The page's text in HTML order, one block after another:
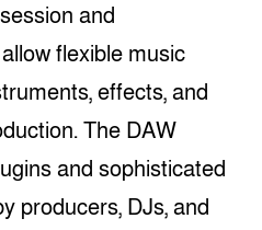
and
flexible music
effects, and
The DAW
and sophisticated
producers, DJs, and